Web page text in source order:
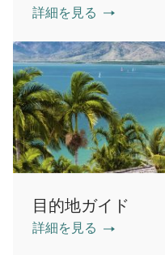
詳細を見る
目的地ガイド
詳細を見る